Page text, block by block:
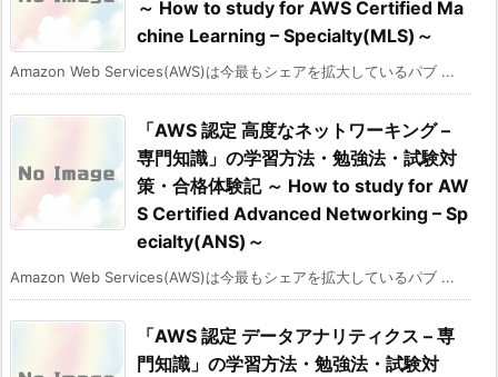
～ How to study for AWS Certified Ma
chine Learning – Specialty(MLS)～
Amazon Web Services(AWS)は今最もシェアを拡大しているパブ ...
「AWS 認定 高度なネットワーキング –
専門知識」の学習方法・勉強法・試験対
策・合格体験記 ～ How to study for AW
S Certified Advanced Networking – Sp
ecialty(ANS)～
Amazon Web Services(AWS)は今最もシェアを拡大しているパブ ...
「AWS 認定 データアナリティクス – 専
門知識」の学習方法・勉強法・試験対